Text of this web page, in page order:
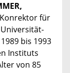
für
bis 1993
Instituts
von 85